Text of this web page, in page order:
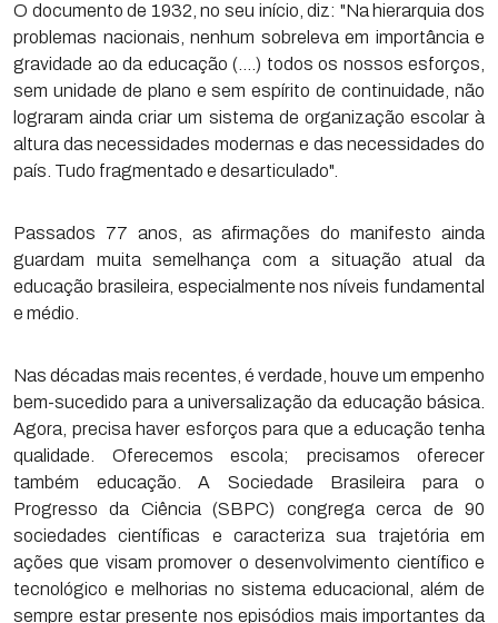
O documento de 1932, no seu início, diz: "Na hierarquia dos
problemas nacionais, nenhum sobreleva em importância e
gravidade ao da educação (….) todos os nossos esforços,
sem unidade de plano e sem espírito de continuidade, não
lograram ainda criar um sistema de organização escolar à
altura das necessidades modernas e das necessidades do
país. Tudo fragmentado e desarticulado".
Passados 77 anos, as afirmações do manifesto ainda
guardam muita semelhança com a situação atual da
educação brasileira, especialmente nos níveis fundamental
e médio.
Nas décadas mais recentes, é verdade, houve um empenho
bem-sucedido para a universalização da educação básica.
Agora, precisa haver esforços para que a educação tenha
qualidade. Oferecemos escola; precisamos oferecer
também educação. A Sociedade Brasileira para o
Progresso da Ciência (SBPC) congrega cerca de 90
sociedades científicas e caracteriza sua trajetória em
ações que visam promover o desenvolvimento científico e
tecnológico e melhorias no sistema educacional, além de
sempre estar presente nos episódios mais importantes da